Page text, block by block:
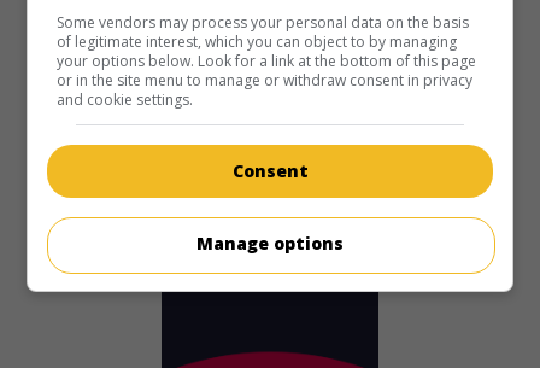
Stevenson,Herbert Wilcox avec Brian Aherne,Gladys
Cooper,Donald Crisp. L'histoire d'une demeure
londonienne construite en 1804 et détruite durant la
Seconde Guerre mondiale.
Durée:
Some vendors may process your personal data on the basis
of legitimate interest, which you can object to by managing
your options below. Look for a link at the bottom of this page
or in the site menu to manage or withdraw consent in privacy
and cookie settings.
Consent
Manage options